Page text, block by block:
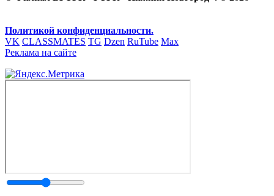
Политикой конфиденциальности.
VK CLASSMATES TG Dzen RuTube Max
Реклама на сайте